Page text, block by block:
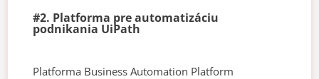
#2. Platforma pre automatizáciu
podnikania UiPath
Platforma Business Automation Platform